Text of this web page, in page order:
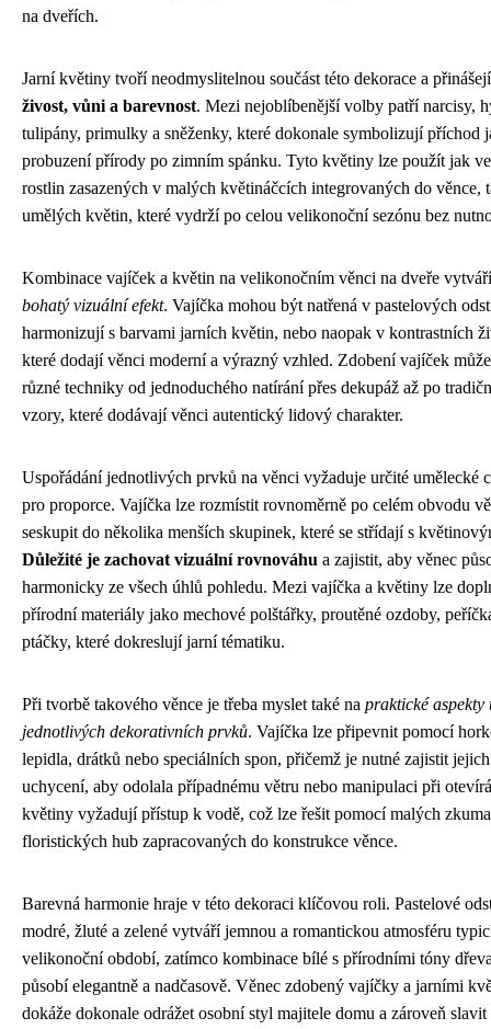
na dveřích.
Jarní květiny tvoří neodmyslitelnou součást této dekorace a
živost, vůni a barevnost. Mezi nejoblíbenější volby patří narcisy,
tulipány, primulky a sněženky, které dokonale symbolizují příchod
probuzení přírody po zimním spánku. Tyto květiny lze použít jak
rostlin zasazených v malých květináčcích integrovaných do věnce,
umělých květin, které vydrží po celou velikonoční sezónu bez
Kombinace vajíček a květin na velikonočním věnci na dveře
bohatý vizuální efekt. Vajíčka mohou být natřená v pastelových
harmonizují s barvami jarních květin, nebo naopak v kontrastních
které dodají věnci moderní a výrazný vzhled. Zdobení vajíček
různé techniky od jednoduchého natírání přes dekupáž až po
vzory, které dodávají věnci autentický lidový charakter.
Uspořádání jednotlivých prvků na věnci vyžaduje určité umělecké
pro proporce. Vajíčka lze rozmístit rovnoměrně po celém obvodu
seskupit do několika menších skupinek, které se střídají s
Důležité je zachovat vizuální rovnováhu a zajistit, aby věnec
harmonicky ze všech úhlů pohledu. Mezi vajíčka a květiny lze
přírodní materiály jako mechové polštářky, proutěné ozdoby,
ptáčky, které dokreslují jarní tématiku.
Při tvorbě takového věnce je třeba myslet také na praktické aspekty
jednotlivých dekorativních prvků. Vajíčka lze připevnit pomocí
lepidla, drátků nebo speciálních spon, přičemž je nutné zajistit
uchycení, aby odolala případnému větru nebo manipulaci při
květiny vyžadují přístup k vodě, což lze řešit pomocí malých
floristických hub zapracovaných do konstrukce věnce.
Barevná harmonie hraje v této dekoraci klíčovou roli. Pastelové
modré, žluté a zelené vytváří jemnou a romantickou atmosféru
velikonoční období, zatímco kombinace bílé s přírodními tóny
působí elegantně a nadčasově. Věnec zdobený vajíčky a jarními
dokáže dokonale odrážet osobní styl majitele domu a zároveň